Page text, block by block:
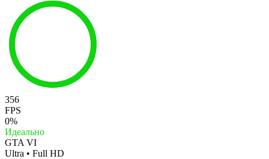
356
FPS
0%
Идеально
GTA VI
Ultra • Full HD